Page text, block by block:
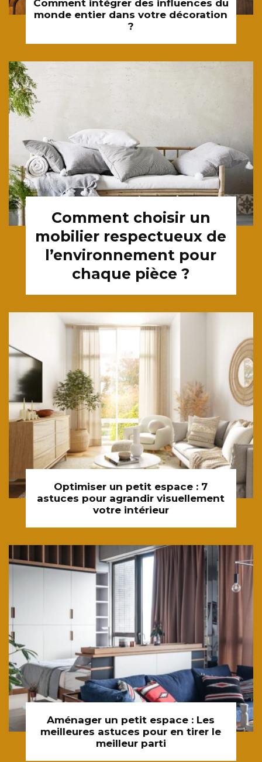
Comment intégrer des influences du
monde entier dans votre décoration
?
Comment choisir un
mobilier respectueux de
l’environnement pour
chaque pièce ?
Optimiser un petit espace : 7
astuces pour agrandir visuellement
votre intérieur
Aménager un petit espace : Les
meilleures astuces pour en tirer le
meilleur parti